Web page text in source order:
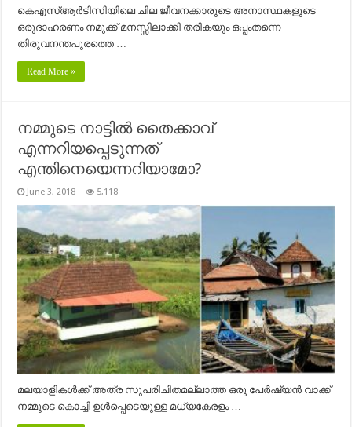
കെഎസ്ആർടിസിയിലെ ചില ജീവനക്കാരുടെ അനാസ്ഥകളുടെ
ഒരുദാഹരണം നമുക്ക് മനസ്സിലാക്കി തരികയും ഒപ്പംതന്നെ
തിരുവനന്തപുരത്തെ …
Read More »
നമ്മുടെ നാട്ടിൽ തൈക്കാവ്
എന്നറിയപ്പെടുന്നത്
എന്തിനെയെന്നറിയാമോ?
June 3, 2018 5,118
മലയാളികൾക്ക് അത്ര സുപരിചിതമല്ലാത്ത ഒരു പേർഷ്യൻ വാക്ക്
നമ്മുടെ കൊച്ചി ഉൾപ്പെടെയുള്ള മധ്യകേരളം …